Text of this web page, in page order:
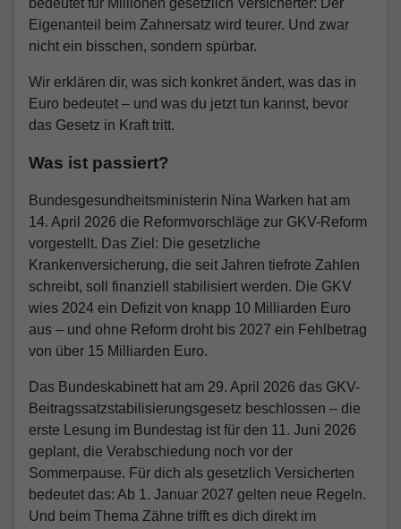
bedeutet für Millionen gesetzlich Versicherter: Der
Eigenanteil beim Zahnersatz wird teurer. Und zwar
nicht ein bisschen, sondern spürbar.
Wir erklären dir, was sich konkret ändert, was das in
Euro bedeutet – und was du jetzt tun kannst, bevor
das Gesetz in Kraft tritt.
Was ist passiert?
Bundesgesundheitsministerin Nina Warken hat am
14. April 2026 die Reformvorschläge zur GKV-Reform
vorgestellt. Das Ziel: Die gesetzliche
Krankenversicherung, die seit Jahren tiefrote Zahlen
schreibt, soll finanziell stabilisiert werden. Die GKV
wies 2024 ein Defizit von knapp 10 Milliarden Euro
aus – und ohne Reform droht bis 2027 ein Fehlbetrag
von über 15 Milliarden Euro.
Das Bundeskabinett hat am 29. April 2026 das GKV-
Beitragssatzstabilisierungsgesetz beschlossen – die
erste Lesung im Bundestag ist für den 11. Juni 2026
geplant, die Verabschiedung noch vor der
Sommerpause. Für dich als gesetzlich Versicherten
bedeutet das: Ab 1. Januar 2027 gelten neue Regeln.
Und beim Thema Zähne trifft es dich direkt im